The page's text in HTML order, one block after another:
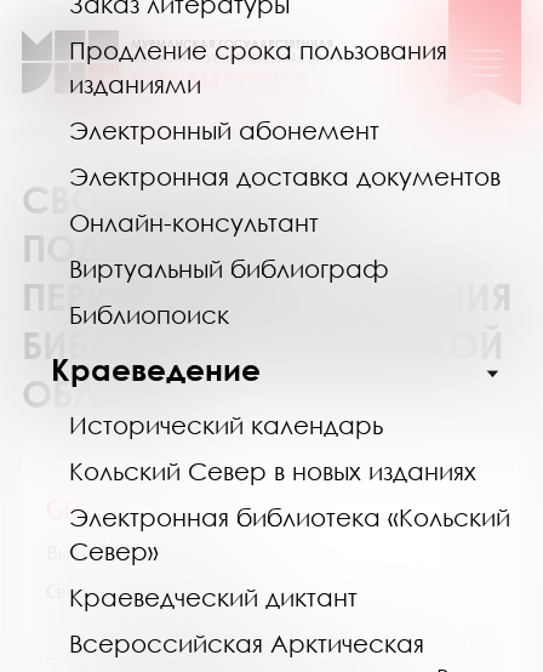
Продление срока пользования
изданиями
Электронный абонемент
Электронная доставка документов
Онлайн-консультант
Виртуальный библиограф
Библиопоиск
Краеведение
Исторический календарь
Кольский Север в новых изданиях
Электронная библиотека «Кольский
Север»
Краеведческий диктант
Всероссийская Арктическая
СВОДНЫЙ КАТАЛОГ
ПОДПИСКИ НА
ПЕРИОДИЧЕСКИЕ ИЗДАНИЯ
БИБЛИОТЕК МУРМАНСКОЙ
ОБЛАСТИ
GEO / ГЕО
Выпуск №7 от 2017 года
Сведения о держателях
Название библиотеки: